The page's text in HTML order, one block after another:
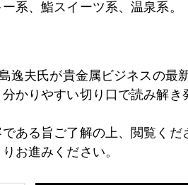
りで経済論議
減対象
ドで金は？
系、鮨スイーツ系、温泉系。
逸夫氏が貴金属ビジネスの最
かりやすい切り口で読み解き
ある旨ご了解の上、閲覧くだ
お進みください。